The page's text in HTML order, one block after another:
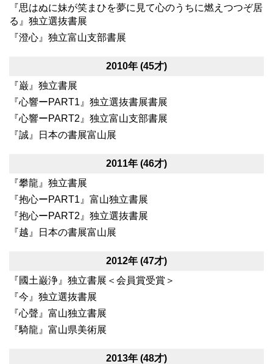
『思はぬに妹が笑まひを夢に見て心のうちに燃えつつぞ居
る』独立選抜書展
『澄心』独立富山支部書展
2010年 (45才)
『巌』独立書展
『心響ーPART1』独立選抜書展書展
『心響ーPART2』独立富山支部書展
『誠』日本の書展富山展
2011年 (46才)
『攀龍』独立書展
『抱心ーPART1』富山独立書展
『抱心ーPART2』独立選抜書展
『越』日本の書展富山展
2012年 (47才)
『國土巌浄』独立書展＜会員賞受賞＞
『今』独立選抜書展
『心聲』富山独立書展
『騎龍』富山県美術展
2013年 (48才)